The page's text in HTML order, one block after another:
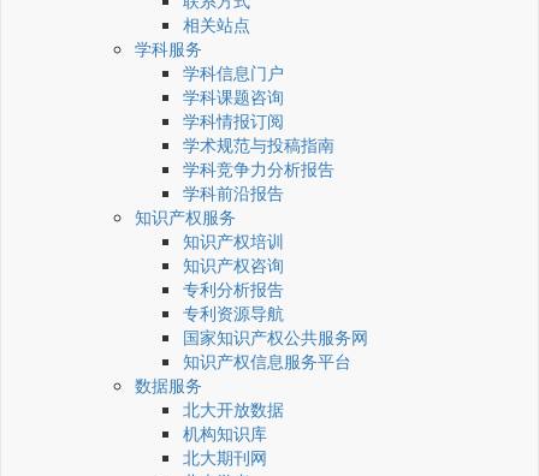
相关站点
学科服务
学科信息门户
学科课题咨询
学科情报订阅
学术规范与投稿指南
学科竞争力分析报告
学科前沿报告
知识产权服务
知识产权培训
知识产权咨询
专利分析报告
专利资源导航
国家知识产权公共服务网
知识产权信息服务平台
数据服务
北大开放数据
机构知识库
北大期刊网